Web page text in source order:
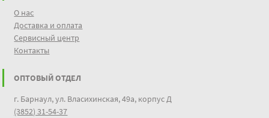
О нас
Доставка и оплата
Сервисный центр
Контакты
ОПТОВЫЙ ОТДЕЛ
г. Барнаул, ул. Власихинская, 49а, корпус Д
(3852) 31-54-37